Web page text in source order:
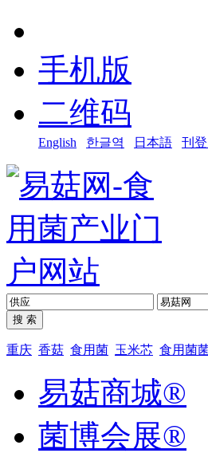
手机版
二维码
English 한글역 日本語 刊
重庆 香菇 食用菌 玉米芯 食用菌
易菇商城®
菌博会展®